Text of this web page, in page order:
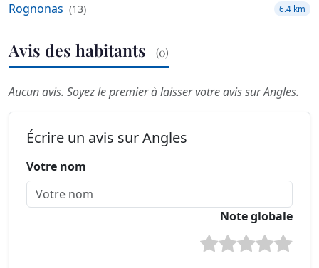
Rognonas (13) 6.4 km
Avis des habitants (0)
Aucun avis. Soyez le premier à laisser votre avis sur Angles.
Écrire un avis sur Angles
Votre nom
Note globale